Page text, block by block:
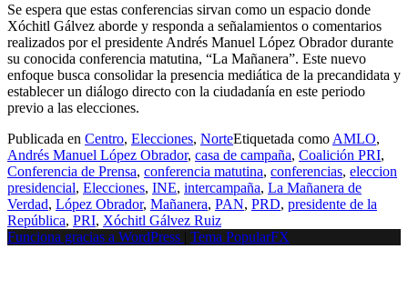
Se espera que estas conferencias sirvan como un espacio donde
Xóchitl Gálvez aborde y responda a señalamientos o comentarios
realizados por el presidente Andrés Manuel López Obrador durante
su conocida conferencia matutina, “La Mañanera”. Este nuevo
enfoque busca consolidar la presencia mediática de la precandidata y
establecer un diálogo directo con la ciudadanía en este periodo
previo a las elecciones.
Publicada en Centro, Elecciones, NorteEtiquetada como AMLO,
Andrés Manuel López Obrador, casa de campaña, Coalición PRI,
Conferencia de Prensa, conferencia matutina, conferencias, eleccion
presidencial, Elecciones, INE, intercampaña, La Mañanera de
Verdad, López Obrador, Mañanera, PAN, PRD, presidente de la
República, PRI, Xóchitl Gálvez Ruiz
Funciona gracias a WordPress
Tema PopularFX